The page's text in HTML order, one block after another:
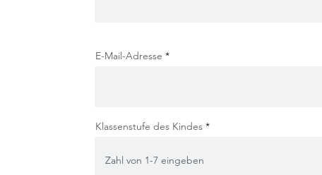
E-Mail-Adresse
Klassenstufe des Kindes